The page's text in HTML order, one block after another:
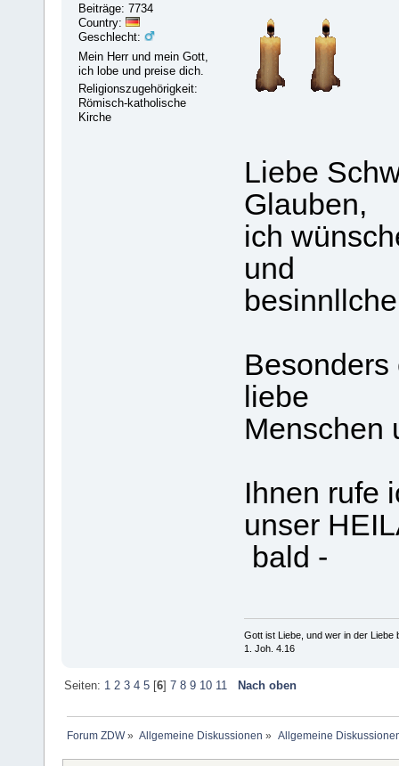
Beiträge: 7734
Country:
Geschlecht:
Mein Herr und mein Gott,
ich lobe und preise dich.
Religionszugehörigkeit:
Römisch-katholische
Kirche
Liebe
Glauben,
ich
und
liebe
Menschen
Ihnen rufe
unser
bald -
Gott ist Liebe, und wer in der Liebe
1. Joh. 4.16
Seiten: 1 2 3 4 5[6] 7 8 9 10 11 Nach oben
Forum ZDW» Allgemeine Diskussionen » Allgemeine